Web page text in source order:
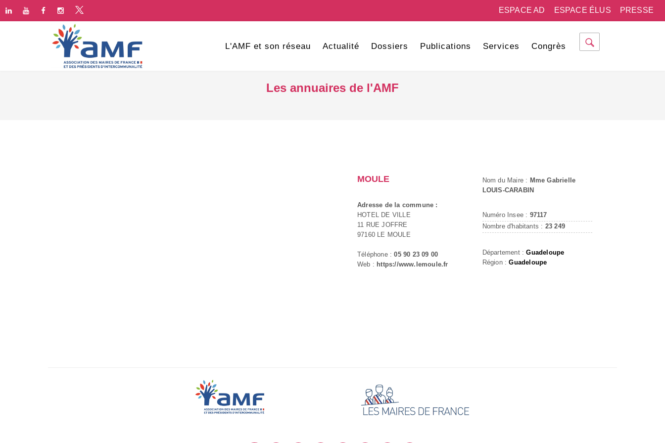
PRESSE
ESPACE ÉLUS
ESPACE AD
L'AMF et son réseau Actualité Dossiers Publications Services Congrès
Les annuaires de l'AMF
MOULE
Adresse de la commune :
HOTEL DE VILLE
11 RUE JOFFRE
97160 LE MOULE
Téléphone :05 90 23 09 00
Web : https://www.lemoule.fr
Nom du Maire : Mme Gabrielle
LOUIS-CARABIN
Numéro Insee : 97117
Nombre d'habitants : 23 249
Département :Guadeloupe
Région :Guadeloupe